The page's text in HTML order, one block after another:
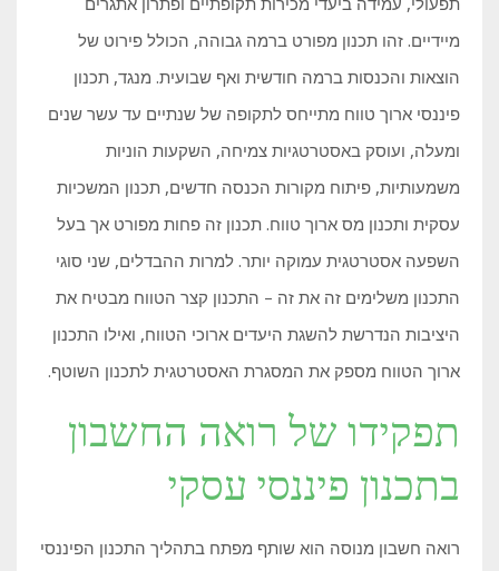
מיידיים. זהו תכנון מפורט ברמה גבוהה, הכולל פירוט של
הוצאות והכנסות ברמה חודשית ואף שבועית. מנגד, תכנון
פיננסי ארוך טווח מתייחס לתקופה של שנתיים עד עשר שנים
ומעלה, ועוסק באסטרטגיות צמיחה, השקעות הוניות
משמעותיות, פיתוח מקורות הכנסה חדשים, תכנון המשכיות
עסקית ותכנון מס ארוך טווח. תכנון זה פחות מפורט אך בעל
השפעה אסטרטגית עמוקה יותר. למרות ההבדלים, שני סוגי
התכנון משלימים זה את זה – התכנון קצר הטווח מבטיח את
היציבות הנדרשת להשגת היעדים ארוכי הטווח, ואילו התכנון
ארוך הטווח מספק את המסגרת האסטרטגית לתכנון השוטף.
תפקידו של רואה החשבון
בתכנון פיננסי עסקי
רואה חשבון מנוסה הוא שותף מפתח בתהליך התכנון הפיננסי